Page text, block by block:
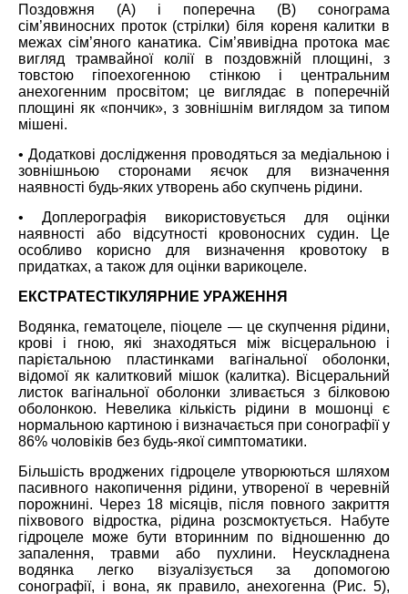
Поздовжня (А) і поперечна (B) сонограма
сім’явиносних проток (стрілки) біля кореня калитки в
межах сім’яного канатика. Сім’явивідна протока має
вигляд трамвайної колії в поздовжній площині, з
товстою гіпоехогенною стінкою і центральним
анехогенним просвітом; це виглядає в поперечній
площині як «пончик», з зовнішнім виглядом за типом
мішені.
• Додаткові дослідження проводяться за медіальною і
зовнішньою сторонами яєчок для визначення
наявності будь-яких утворень або скупчень рідини.
• Доплерографія використовується для оцінки
наявності або відсутності кровоносних судин. Це
особливо корисно для визначення кровотоку в
придатках, а також для оцінки варикоцеле.
ЕКСТРАТЕСТІКУЛЯРНИЕ УРАЖЕННЯ
Водянка, гематоцеле, піоцеле ― це скупчення рідини,
крові і гною, які знаходяться між вісцеральною і
парієтальною пластинками вагінальної оболонки,
відомої як калитковий мішок (калитка). Вісцеральний
листок вагінальної оболонки зливається з білковою
оболонкою. Невелика кількість рідини в мошонці є
нормальною картиною і визначається при сонографії у
86% чоловіків без будь-якої симптоматики.
Більшість вроджених гідроцеле утворюються шляхом
пасивного накопичення рідини, утвореної в черевній
порожнині. Через 18 місяців, після повного закриття
піхвового відростка, рідина розсмоктується. Набуте
гідроцеле може бути вторинним по відношенню до
запалення, травми або пухлини. Неускладнена
водянка легко візуалізується за допомогою
сонографії, і вона, як правило, анехогенна (Рис. 5),